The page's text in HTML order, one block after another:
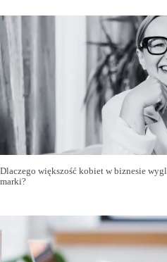
Dlaczego większość kobiet w biznesie
marki?